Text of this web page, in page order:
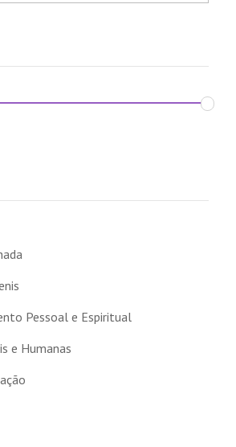
Pessoal e Espiritual
e Humanas